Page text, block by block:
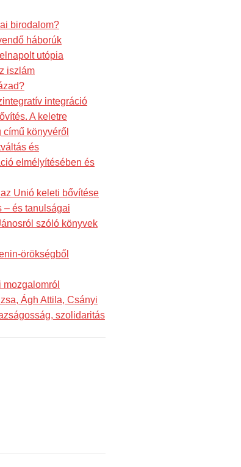
birodalom?
háborúk
utópia
iszlám
integráció
A keletre
könyvéről
és
elmélyítésében és
Unió keleti bővítése
– és tanulságai
szóló könyvek
örökségből
Ágh Attila, Csányi
szolidaritás